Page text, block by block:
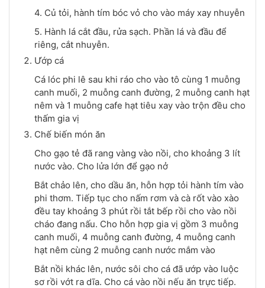
4. Củ tỏi, hành tím bóc vỏ cho vào máy xay nhuyễn
5. Hành lá cắt đầu, rửa sạch. Phần lá và đầu để
riêng, cắt nhuyễn.
Ướp cá
Cá lóc phi lê sau khi ráo cho vào tô cùng 1 muỗng
canh muối, 2 muỗng canh đường, 2 muỗng canh hạt
nêm và 1 muỗng cafe hạt tiêu xay vào trộn đều cho
thấm gia vị
Chế biến món ăn
Cho gạo tẻ đã rang vàng vào nồi, cho khoảng 3 lít
nước vào. Cho lửa lớn để gạo nở
Bắt chảo lên, cho dầu ăn, hỗn hợp tỏi hành tím vào
phi thơm. Tiếp tục cho nấm rơm và cà rốt vào xào
đều tay khoảng 3 phút rồi tắt bếp rồi cho vào nồi
cháo đang nấu. Cho hỗn hợp gia vị gồm 3 muỗng
canh muối, 4 muỗng canh đường, 4 muỗng canh
hạt nêm cùng 2 muỗng canh nước mắm vào
Bắt nồi khác lên, nước sôi cho cá đã ướp vào luộc
sơ rồi vớt ra dĩa. Cho cá vào nồi nếu ăn trực tiếp.